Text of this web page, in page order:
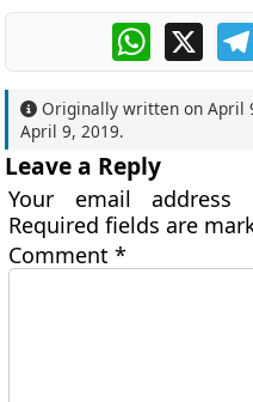
WhatsApp
X
Originally written onApril
April 9, 2019.
Leave a Reply
Your email
Required fields are
Comment*